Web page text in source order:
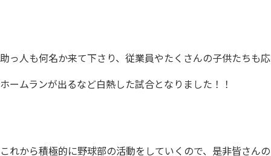
助っ人も何名か来て下さり、従業員やたくさんの子供たちも
ホームランが出るなど白熱した試合となりました！！
これから積極的に野球部の活動をしていくので、是非皆さん